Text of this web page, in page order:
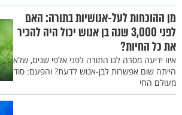
מן ההוכחות לעל-אנושיות בתורה: האם
לפני 3,000 שנה בן אנוש יכול היה להכיר
את כל החיות?
איזו ידיעה מסרה לנו התורה לפני אלפי שנים, שלא
הייתה שום אפשרות לבן-אנוש לדעת? והפעם: סוד
מעולם החי